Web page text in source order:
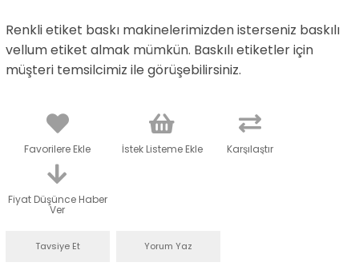
Renkli etiket baskı makinelerimizden isterseniz baskılı
vellum etiket almak mümkün. Baskılı etiketler için
müşteri temsilcimiz ile görüşebilirsiniz.
Favorilere Ekle İstek Listeme Ekle Karşılaştır
Fiyat Düşünce Haber
Ver
Tavsiye Et Yorum Yaz